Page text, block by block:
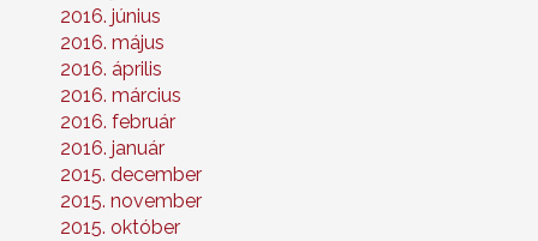
2016. június
2016. május
2016. április
2016. március
2016. február
2016. január
2015. december
2015. november
2015. október